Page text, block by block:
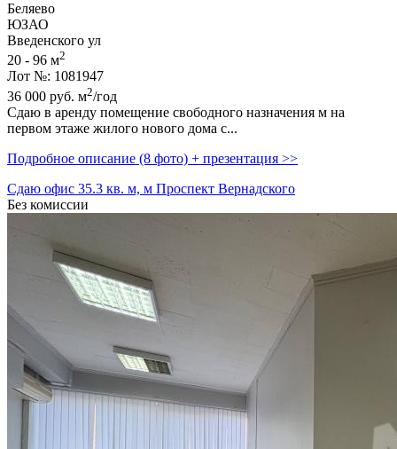
Беляево
ЮЗАО
Введенского ул
20 - 96 м2
Лот №: 1081947
36 000 руб. м2/год
Сдаю в аренду помещение свободного назначения м на
первом этаже жилого нового дома с...
Подробное описание (8 фото) + презентация >>
Сдаю офис 35.3 кв. м, м Проспект Вернадского
Без комиссии